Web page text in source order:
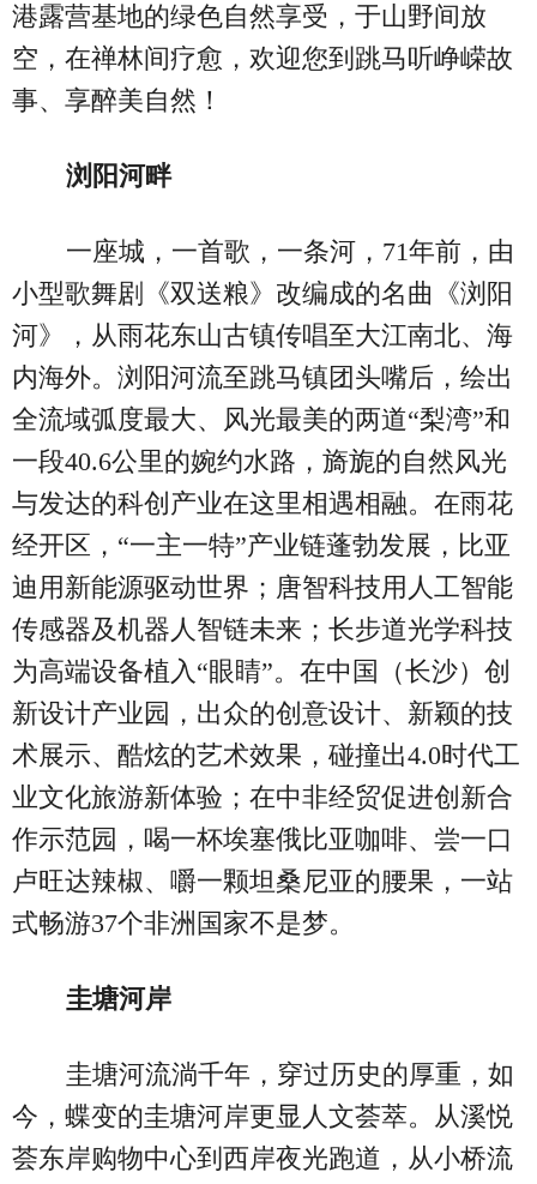
港露营基地的绿色自然享受，于山野间放
空，在禅林间疗愈，欢迎您到跳马听峥嵘故
事、享醉美自然！
浏阳河畔
一座城，一首歌，一条河，71年前，由
小型歌舞剧《双送粮》改编成的名曲《浏阳
河》，从雨花东山古镇传唱至大江南北、海
内海外。浏阳河流至跳马镇团头嘴后，绘出
全流域弧度最大、风光最美的两道“梨湾”和
一段40.6公里的婉约水路，旖旎的自然风光
与发达的科创产业在这里相遇相融。在雨花
经开区，“一主一特”产业链蓬勃发展，比亚
迪用新能源驱动世界；唐智科技用人工智能
传感器及机器人智链未来；长步道光学科技
为高端设备植入“眼睛”。在中国（长沙）创
新设计产业园，出众的创意设计、新颖的技
术展示、酷炫的艺术效果，碰撞出4.0时代工
业文化旅游新体验；在中非经贸促进创新合
作示范园，喝一杯埃塞俄比亚咖啡、尝一口
卢旺达辣椒、嚼一颗坦桑尼亚的腰果，一站
式畅游37个非洲国家不是梦。
圭塘河岸
圭塘河流淌千年，穿过历史的厚重，如
今，蝶变的圭塘河岸更显人文荟萃。从溪悦
荟东岸购物中心到西岸夜光跑道，从小桥流